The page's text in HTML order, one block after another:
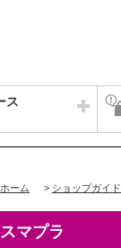
ス
ホーム > ショップガイド
スマプラ